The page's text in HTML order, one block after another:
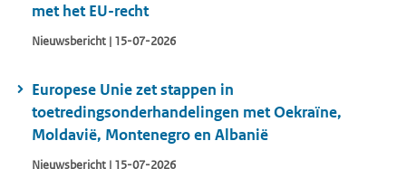
met het EU-recht
Nieuwsbericht | 15-07-2026
Europese Unie zet stappen in
toetredingsonderhandelingen met Oekraïne,
Moldavië, Montenegro en Albanië
Nieuwsbericht | 15-07-2026